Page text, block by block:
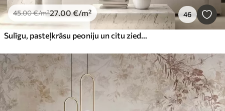
45.00€/m²27.00€/m² 46
Sulīgu, pasteļkrāsu peoniju un citu ziedu pušķis uz maiga, izplūduša fona